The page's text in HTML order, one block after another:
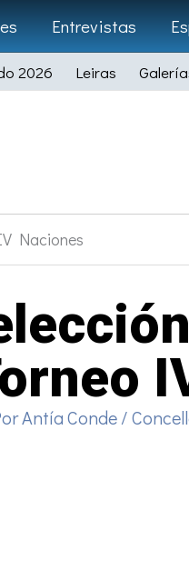
Entrevistas
2026 Leiras
Naciones
Antía Conde/